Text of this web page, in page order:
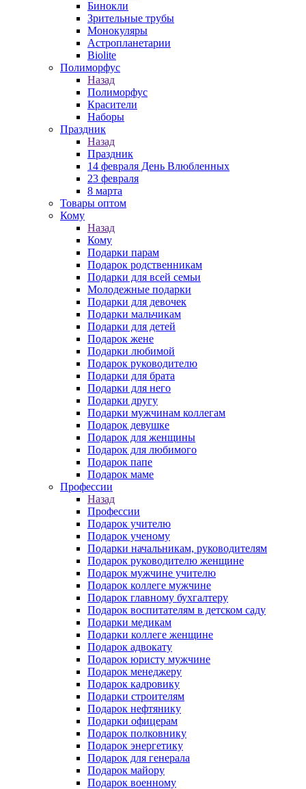
Бинокли
Зрительные трубы
Монокуляры
Астропланетарии
Biolite
Полиморфус
Назад
Полиморфус
Красители
Наборы
Праздник
Назад
Праздник
14 февраля День Влюбленных
23 февраля
8 марта
Товары оптом
Кому
Назад
Кому
Подарки парам
Подарок родственникам
Подарки для всей семьи
Молодежные подарки
Подарки для девочек
Подарки мальчикам
Подарки для детей
Подарок жене
Подарки любимой
Подарок руководителю
Подарки для брата
Подарки для него
Подарки другу
Подарки мужчинам коллегам
Подарок девушке
Подарок для женщины
Подарок для любимого
Подарок папе
Подарок маме
Профессии
Назад
Профессии
Подарок учителю
Подарок ученому
Подарки начальникам, руководителям
Подарок руководителю женщине
Подарок мужчине учителю
Подарок коллеге мужчине
Подарок главному бухгалтеру
Подарок воспитателям в детском саду
Подарки медикам
Подарки коллеге женщине
Подарок адвокату
Подарок юристу мужчине
Подарок менеджеру
Подарок кадровику
Подарки строителям
Подарок нефтянику
Подарки офицерам
Подарок полковнику
Подарок энергетику
Подарок для генерала
Подарок майору
Подарок военному